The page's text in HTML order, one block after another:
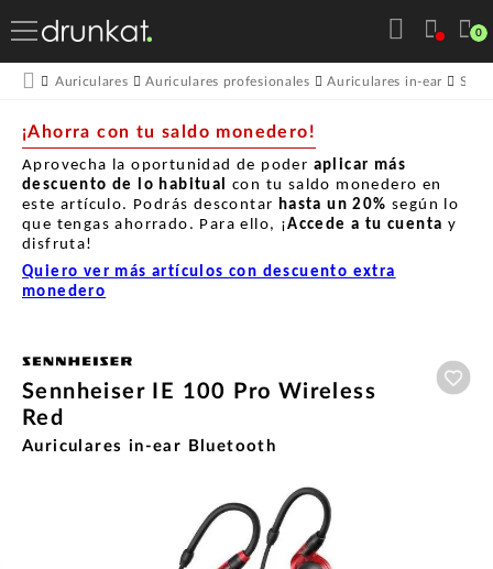
0
Auriculares Auriculares profesionales Auriculares in-ear
¡Ahorra con tu saldo monedero!
Aprovecha la oportunidad de poder aplicar más
descuento de lo habitual con tu saldo monedero en
este artículo. Podrás descontar hasta un 20% según lo
que tengas ahorrado. Para ello, ¡Accede a tu cuenta y
disfruta!
Quiero ver más artículos con descuento extra
monedero
Sennheiser IE 100 Pro Wireless
Red
Auriculares in-ear Bluetooth